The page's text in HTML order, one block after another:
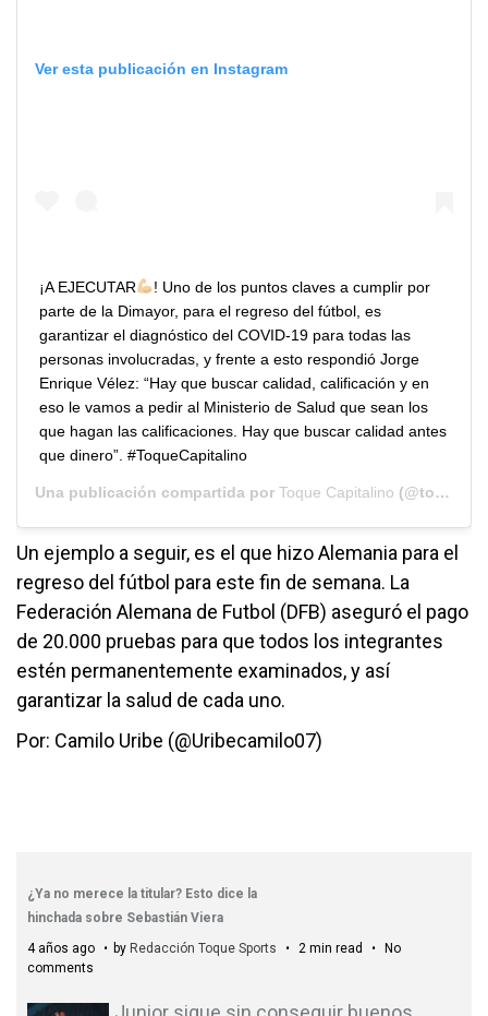
Ver esta publicación en Instagram
¡A EJECUTAR
! Uno de los puntos claves a cumplir por
parte de la Dimayor, para el regreso del fútbol, es
garantizar el diagnóstico del COVID-19 para todas las
personas involucradas, y frente a esto respondió Jorge
Enrique Vélez: “Hay que buscar calidad, calificación y en
eso le vamos a pedir al Ministerio de Salud que sean los
que hagan las calificaciones. Hay que buscar calidad antes
que dinero”. #ToqueCapitalino
Una publicación compartida por Toque Capitalino (@toquecapitalino) el
Un ejemplo a seguir, es el que hizo Alemania para el
regreso del fútbol para este fin de semana. La
Federación Alemana de Futbol (DFB) aseguró el pago
de 20.000 pruebas para que todos los integrantes
estén permanentemente examinados, y así
garantizar la salud de cada uno.
Por: Camilo Uribe (@Uribecamilo07)
¿Ya no merece la titular? Esto dice la
hinchada sobre Sebastián Viera
4 años ago
by Redacción Toque Sports 2 min read
No
comments